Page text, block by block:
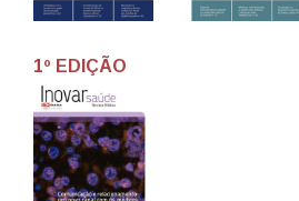
1º EDIÇÃO